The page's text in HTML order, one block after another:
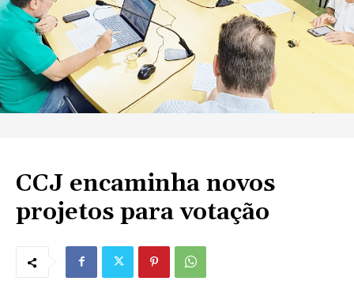
CCJ encaminha novos
projetos para votação